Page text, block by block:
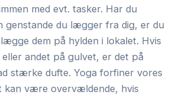
med evt. tasker. Har du
genstande du lægger fra dig, er du
dem på hylden i lokalet. Hvis
andet på gulvet, er det på
stærke dufte. Yoga forfiner vores
kan være overvældende, hvis